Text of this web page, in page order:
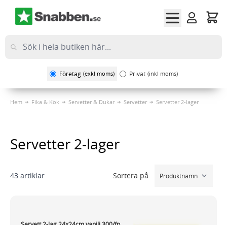
Företag (exkl moms) Privat (inkl moms)
Hem Fika & Kök Servetter & Dukar Servetter Servetter 2-lager
Servetter 2-lager
43 artiklar Sortera på